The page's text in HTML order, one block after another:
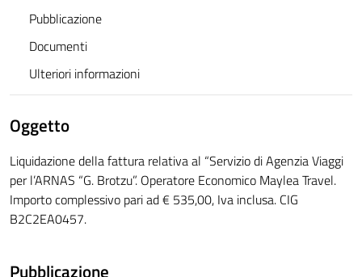
Pubblicazione
Documenti
Ulteriori informazioni
Oggetto
Liquidazione della fattura relativa al “Servizio di Agenzia Viaggi
per l’ARNAS “G. Brotzu”. Operatore Economico Maylea Travel.
Importo complessivo pari ad € 535,00, Iva inclusa. CIG
B2C2EA0457.
Pubblicazione